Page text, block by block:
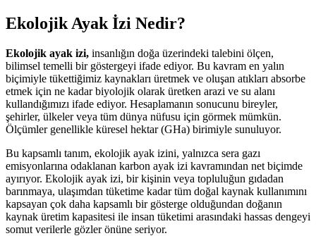
Ekolojik Ayak İzi Nedir?
Ekolojik ayak izi, insanlığın doğa üzerindeki talebini ölçen,
bilimsel temelli bir göstergeyi ifade ediyor. Bu kavram en yalın
biçimiyle tükettiğimiz kaynakları üretmek ve oluşan atıkları absorbe
etmek için ne kadar biyolojik olarak üretken arazi ve su alanı
kullandığımızı ifade ediyor. Hesaplamanın sonucunu bireyler,
şehirler, ülkeler veya tüm dünya nüfusu için görmek mümkün.
Ölçümler genellikle küresel hektar (GHa) birimiyle sunuluyor.
Bu kapsamlı tanım, ekolojik ayak izini, yalnızca sera gazı
emisyonlarına odaklanan karbon ayak izi kavramından net biçimde
ayırıyor. Ekolojik ayak izi, bir kişinin veya topluluğun gıdadan
barınmaya, ulaşımdan tüketime kadar tüm doğal kaynak kullanımını
kapsayan çok daha kapsamlı bir gösterge olduğundan doğanın
kaynak üretim kapasitesi ile insan tüketimi arasındaki hassas dengeyi
somut verilerle gözler önüne seriyor.